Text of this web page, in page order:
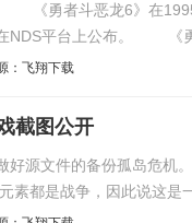
《勇者斗恶龙6》在
NDS平台上公布。 《
：飞翔下载
截图公开
好源文件的备份孤岛危机
都是战争，因此说这是